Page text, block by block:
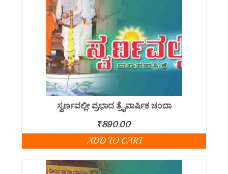
ಸ್ವರ್ಣವಲ್ಲೀ ಪ್ರಭಾದ ತ್ರೈವಾರ್ಷಿಕ ಚಂದಾ
₹890.00
ADD TO CART